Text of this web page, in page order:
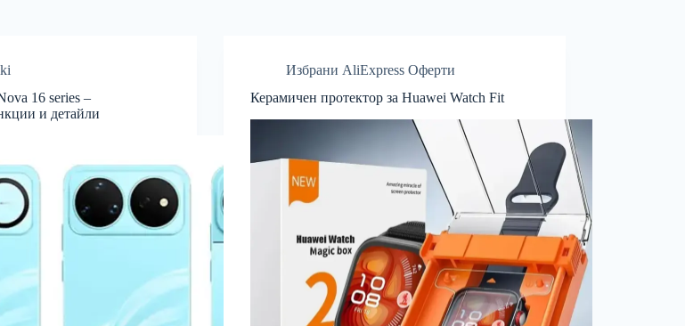
16 series –
и детайли
Избрани AliExpress Оферти
Керамичен протектор за Huawei Watch Fit